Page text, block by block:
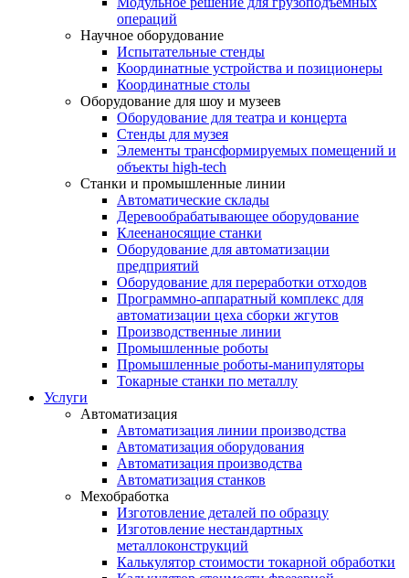
операций
Научное оборудование
Испытательные стенды
Координатные устройства и позиционеры
Координатные столы
Оборудование для шоу и музеев
Оборудование для театра и концерта
Стенды для музея
Элементы трансформируемых помещений и
объекты high-tech
Станки и промышленные линии
Автоматические склады
Деревообрабатывающее оборудование
Клеенаносящие станки
Оборудование для автоматизации
предприятий
Оборудование для переработки отходов
Программно-аппаратный комплекс для
автоматизации цеха сборки жгутов
Производственные линии
Промышленные роботы
Промышленные роботы-манипуляторы
Токарные станки по металлу
Услуги
Автоматизация
Автоматизация линии производства
Автоматизация оборудования
Автоматизация производства
Автоматизация станков
Мехобработка
Изготовление деталей по образцу
Изготовление нестандартных
металлоконструкций
Калькулятор стоимости токарной обработки